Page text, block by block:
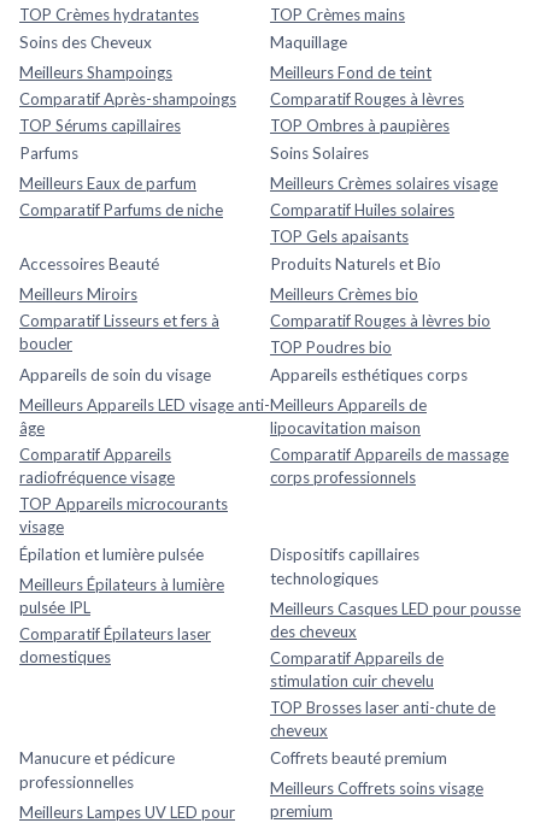
TOP Crèmes hydratantes
TOP Crèmes mains
Soins des Cheveux
Meilleurs Shampoings
Comparatif Après-shampoings
TOP Sérums capillaires
Maquillage
Meilleurs Fond de teint
Comparatif Rouges à lèvres
TOP Ombres à paupières
Parfums
Meilleurs Eaux de parfum
Comparatif Parfums de niche
Soins Solaires
Meilleurs Crèmes solaires visage
Comparatif Huiles solaires
TOP Gels apaisants
Accessoires Beauté
Meilleurs Miroirs
Comparatif Lisseurs et fers à
boucler
Produits Naturels et Bio
Meilleurs Crèmes bio
Comparatif Rouges à lèvres bio
TOP Poudres bio
Appareils de soin du visage
Meilleurs Appareils LED visage anti-
âge
Comparatif Appareils
radiofréquence visage
TOP Appareils microcourants
visage
Appareils esthétiques corps
Meilleurs Appareils de
lipocavitation maison
Comparatif Appareils de massage
corps professionnels
Épilation et lumière pulsée
Meilleurs Épilateurs à lumière
pulsée IPL
Comparatif Épilateurs laser
domestiques
Dispositifs capillaires
technologiques
Meilleurs Casques LED pour pousse
des cheveux
Comparatif Appareils de
stimulation cuir chevelu
TOP Brosses laser anti-chute de
cheveux
Manucure et pédicure
professionnelles
Meilleurs Lampes UV LED pour
Coffrets beauté premium
Meilleurs Coffrets soins visage
premium